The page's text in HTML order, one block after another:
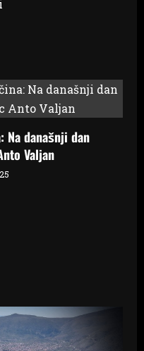
Na današnji dan
Valjan